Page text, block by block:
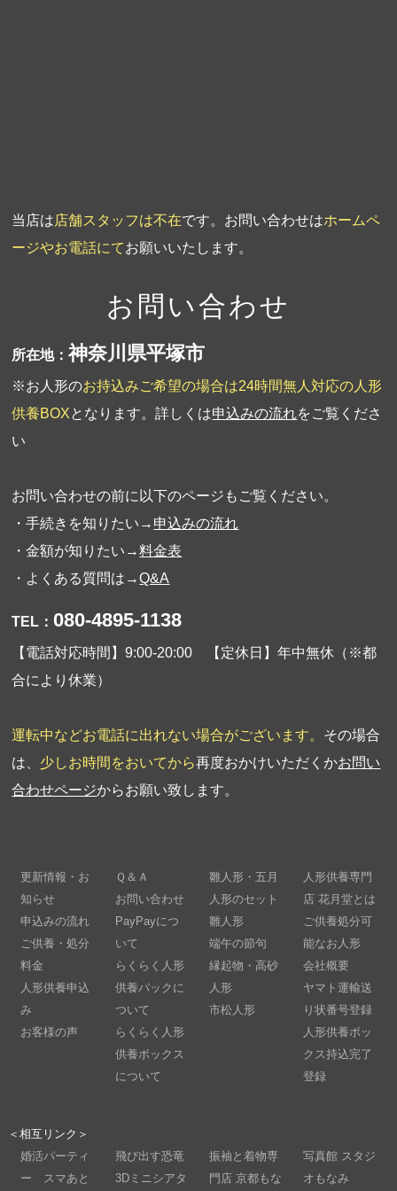
当店は店舗スタッフは不在です。お問い合わせはホームペ
ージやお電話にてお願いいたします。
お問い合わせ
所在地：神奈川県平塚市
※お人形のお持込みご希望の場合は24時間無人対応の人形
供養BOXとなります。詳しくは申込みの流れをご覧くださ
い
お問い合わせの前に以下のページもご覧ください。
・手続きを知りたい→ 申込みの流れ
・金額が知りたい→料金表
・よくある質問は→Q&A
TEL： 080-4895-1138
【電話対応時間】9:00-20:00 【定休日】年中無休（※都
合により休業）
運転中などお電話に出れない場合がございます。 その場合
は、 少しお時間をおいてから再度おかけいただくかお問い
合わせページからお願い致します。
更新情報・お
知らせ
申込みの流れ
ご供養・処分
料金
人形供養申込
み
お客様の声
Ｑ＆Ａ
お問い合わせ
PayPayにつ
いて
らくらく人形
供養パックに
ついて
らくらく人形
供養ボックス
について
雛人形・五月
人形のセット
雛人形
端午の節句
縁起物・高砂
人形
市松人形
人形供養専門
店 花月堂とは
ご供養処分可
能なお人形
会社概要
ヤマト運輸送
り状番号登録
人形供養ボッ
クス持込完了
登録
＜相互リンク＞
婚活パーティ
ー スマあと
飛び出す恐竜
3Dミニシアタ
振袖と着物専
門店 京都もな
写真館 スタジ
オもなみ